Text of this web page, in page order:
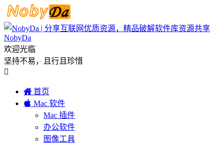
NobyDa
欢迎光临
坚持不易，且行且珍惜

 首页
 Mac 软件
Mac 插件
办公软件
图像工具